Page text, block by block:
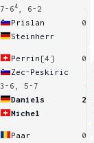
7-64
, 6-2
Prislan
0
Steinherr
Perrin [4]
0
Zec-Peskiric
3-6, 5-7
Daniels
2
Michel
Paar
0